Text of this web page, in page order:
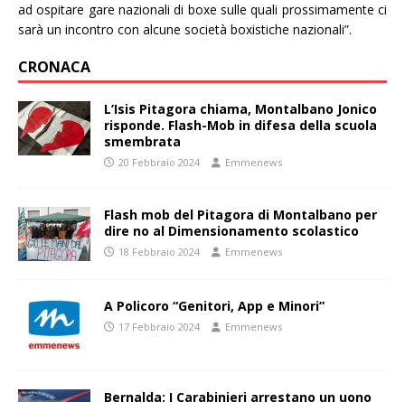
ad ospitare gare nazionali di boxe sulle quali prossimamente ci
sarà un incontro con alcune società boxistiche nazionali”.
CRONACA
L’Isis Pitagora chiama, Montalbano Jonico
risponde. Flash-Mob in difesa della scuola
smembrata
20 Febbraio 2024 Emmenews
Flash mob del Pitagora di Montalbano per
dire no al Dimensionamento scolastico
18 Febbraio 2024 Emmenews
A Policoro “Genitori, App e Minori”
17 Febbraio 2024 Emmenews
Bernalda: I Carabinieri arrestano un uono